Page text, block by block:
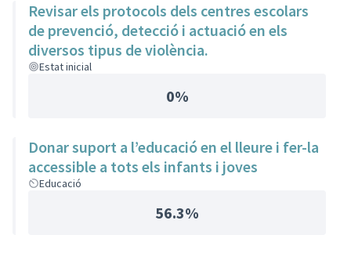
Revisar els protocols dels centres escolars
de prevenció, detecció i actuació en els
diversos tipus de violència.
Estat inicial
0%
Donar suport a l’educació en el lleure i fer-la
accessible a tots els infants i joves
Educació
56.3%